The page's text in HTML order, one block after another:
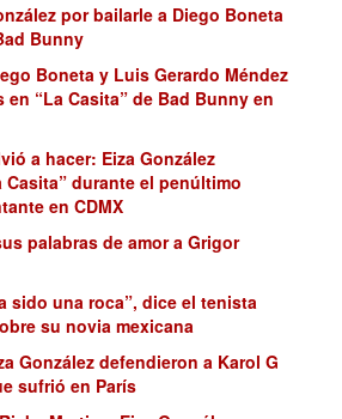
por bailarle a Diego Boneta
Bunny
Boneta y Luis Gerardo Méndez
en “La Casita” de Bad Bunny en
a hacer: Eiza González
Casita” durante el penúltimo
en CDMX
palabras de amor a Grigor
sido una roca”, dice el tenista
su novia mexicana
González defendieron a Karol G
sufrió en París